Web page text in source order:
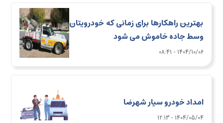
بهترین راهکارها برای زمانی که خودرویتان
وسط جاده خاموش می شود
1404/10/06 - 08:41
امداد خودرو سیار شهرضا
1404/05/04 - 12:13